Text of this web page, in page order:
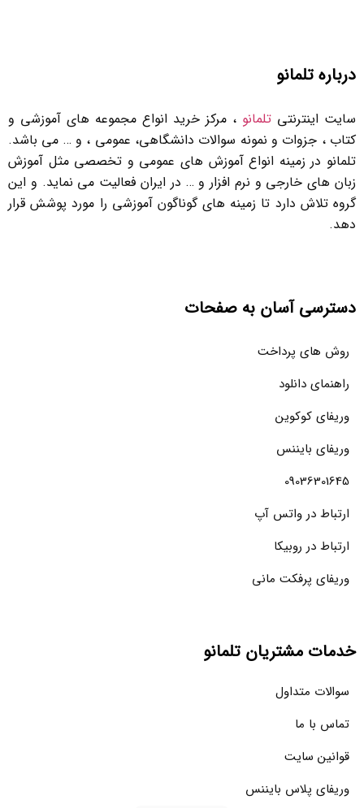
درباره تلمانو
سایت اینترنتی تلمانو ، مرکز خرید انواع مجموعه های آموزشی و
کتاب ، جزوات و نمونه سوالات دانشگاهی، عمومی ، و … می باشد.
تلمانو در زمینه انواع آموزش های عمومی و تخصصی مثل آموزش
زبان های خارجی و نرم افزار و … در ایران فعالیت می نماید. و این
گروه تلاش دارد تا زمینه های گوناگون آموزشی را مورد پوشش قرار
دهد.
دسترسی آسان به صفحات
روش های پرداخت
راهنمای دانلود
وریفای کوکوین
وریفای بایننس
09036301645
ارتباط در واتس آپ
ارتباط در روبیکا
وریفای پرفکت مانی
خدمات مشتریان تلمانو
سوالات متداول
تماس با ما
قوانین سایت
وریفای پلاس بایننس